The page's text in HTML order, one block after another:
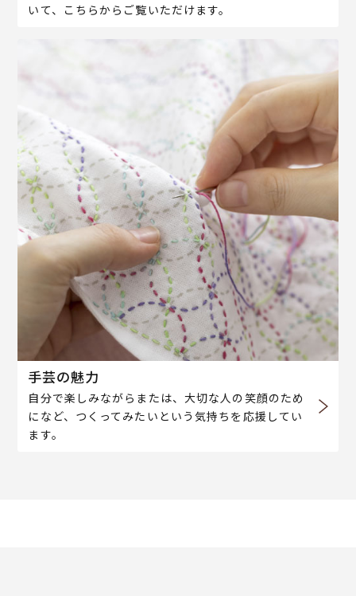
いて、こちらからご覧いただけます。
手芸の魅力
自分で楽しみながらまたは、大切な人の笑顔のため
になど、つくってみたいという気持ちを応援してい
ます。